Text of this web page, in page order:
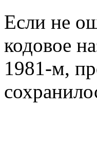
Если не
кодовое
1981-м,